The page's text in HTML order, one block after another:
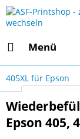
Menü
405XL für Epson
Epson 405,